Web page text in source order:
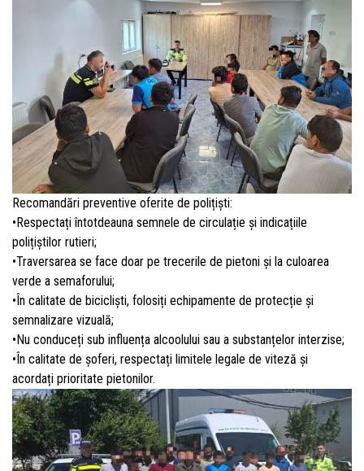
Recomandări preventive oferite de polițiști:
•Respectați întotdeauna semnele de circulație și indicațiile
polițiștilor rutieri;
•Traversarea se face doar pe trecerile de pietoni și la culoarea
verde a semaforului;
•În calitate de bicicliști, folosiți echipamente de protecție și
semnalizare vizuală;
•Nu conduceți sub influența alcoolului sau a substanțelor interzise;
•În calitate de șoferi, respectați limitele legale de viteză și
acordați prioritate pietonilor.